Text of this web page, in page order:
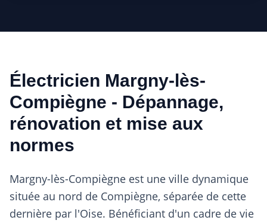
Électricien Margny-lès-
Compiègne - Dépannage,
rénovation et mise aux
normes
Margny-lès-Compiègne est une ville dynamique
située au nord de Compiègne, séparée de cette
dernière par l'Oise. Bénéficiant d'un cadre de vie